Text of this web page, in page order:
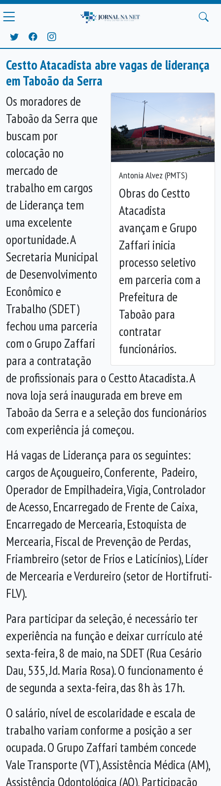
Cestto Atacadista abre vagas de liderança
em Taboão da Serra
Antonia Alvez (PMTS)
Obras do Cestto
Atacadista
avançam e Grupo
Zaffari inicia
processo seletivo
em parceria com a
Prefeitura de
Taboão para
contratar
funcionários.
Anterior
Os moradores de
Taboão da Serra que
buscam por
colocação no
mercado de
trabalho em cargos
de Liderança tem
uma excelente
oportunidade. A
Secretaria Municipal
de Desenvolvimento
Econômico e
Trabalho (SDET)
fechou uma parceria
com o Grupo Zaffari
para a contratação
de profissionais para o Cestto Atacadista. A
nova loja será inaugurada em breve em
Taboão da Serra e a seleção dos funcionários
com experiência já começou.
Há vagas de Liderança para os seguintes:
cargos de Açougueiro, Conferente, Padeiro,
Operador de Empilhadeira, Vigia, Controlador
de Acesso, Encarregado de Frente de Caixa,
Encarregado de Mercearia, Estoquista de
Mercearia, Fiscal de Prevenção de Perdas,
Friambreiro (setor de Frios e Laticínios), Líder
de Mercearia e Verdureiro (setor de Hortifruti-
FLV).
Para participar da seleção, é necessário ter
experiência na função e deixar currículo até
sexta-feira, 8 de maio, na SDET (Rua Cesário
Dau, 535, Jd. Maria Rosa). O funcionamento é
de segunda a sexta-feira, das 8h às 17h.
O salário, nível de escolaridade e escala de
trabalho variam conforme a posição a ser
ocupada. O Grupo Zaffari também concede
Vale Transporte (VT), Assistência Médica (AM),
Assistência Odontológica (AO), Participação